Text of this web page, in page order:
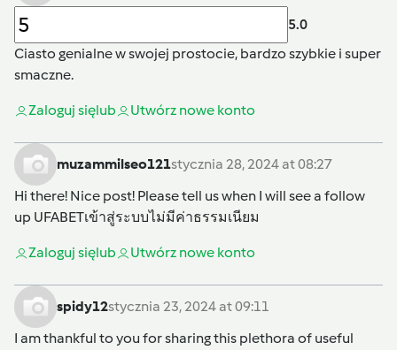
5.0
Ciasto genialne w swojej prostocie, bardzo szybkie i super
smaczne.
Zaloguj sięlub Utwórz nowe konto
muzammilseo121stycznia 28, 2024 at 08:27
Hi there! Nice post! Please tell us when I will see a follow
up UFABETเข้าสู่ระบบไม่มีค่าธรรมเนียม
Zaloguj sięlub Utwórz nowe konto
spidy12stycznia 23, 2024 at 09:11
I am thankful to you for sharing this plethora of useful